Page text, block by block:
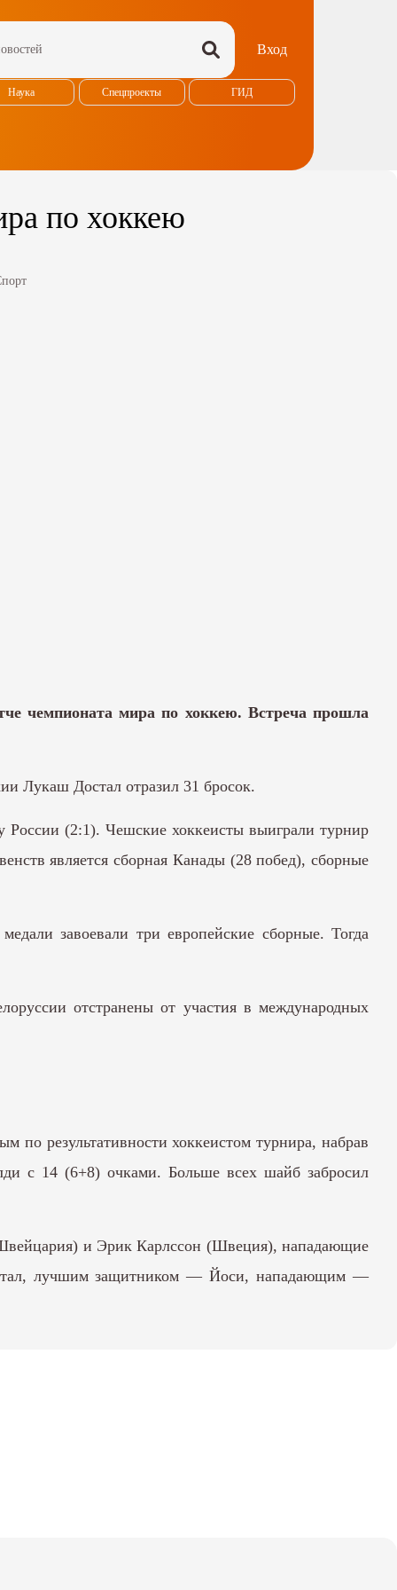
Вход
Наука Спецпроекты ГИД
по хоккею
чемпионата мира по хоккею. Встреча прошла
Лукаш Достал отразил 31 бросок.
(2:1). Чешские хоккеисты выиграли турнир
является сборная Канады (28 побед), сборные
завоевали три европейские сборные. Тогда
отстранены от участия в международных
результативности хоккеистом турнира, набрав
с 14 (6+8) очками. Больше всех шайб забросил
и Эрик Карлссон (Швеция), нападающие
лучшим защитником — Йоси, нападающим —